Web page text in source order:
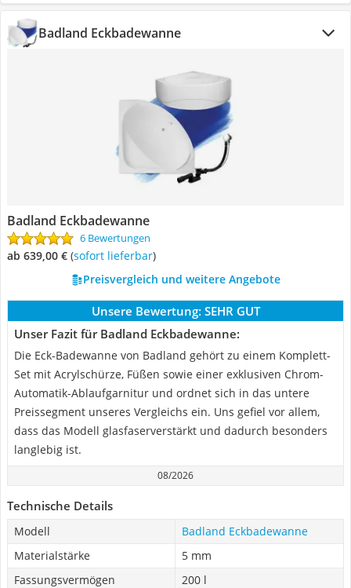
Badland Eckbadewanne
Badland Eckbadewanne
6 Bewertungen
ab 639,00 € ( Sofort lieferbar)
Preisvergleich und weitere Angebote
Unsere Bewertung: SEHR GUT
Unser Fazit für Badland Eckbadewanne:
Die Eck-Badewanne von Badland gehört zu einem Komplett-
Set mit Acrylschürze, Füßen sowie einer exklusiven Chrom-
Automatik-Ablaufgarnitur und ordnet sich in das untere
Preissegment unseres Vergleichs ein. Uns gefiel vor allem,
dass das Modell glasfaserverstärkt und dadurch besonders
langlebig ist.
08/2026
Technische Details
Modell
Badland Eckbadewanne
Materialstärke
5 mm
Fassungsvermögen
200 l